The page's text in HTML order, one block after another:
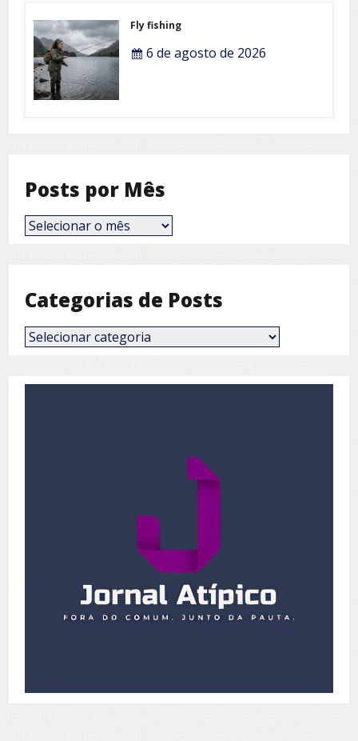
Fly fishing
6 de agosto de 2026
Posts por Mês
Posts
por
Categorias de Posts
Categorias
de